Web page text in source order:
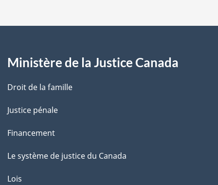
a
e
Ministère de la Justice Canada
Droit de la famille
Justice pénale
Financement
Le système de justice du Canada
Lois